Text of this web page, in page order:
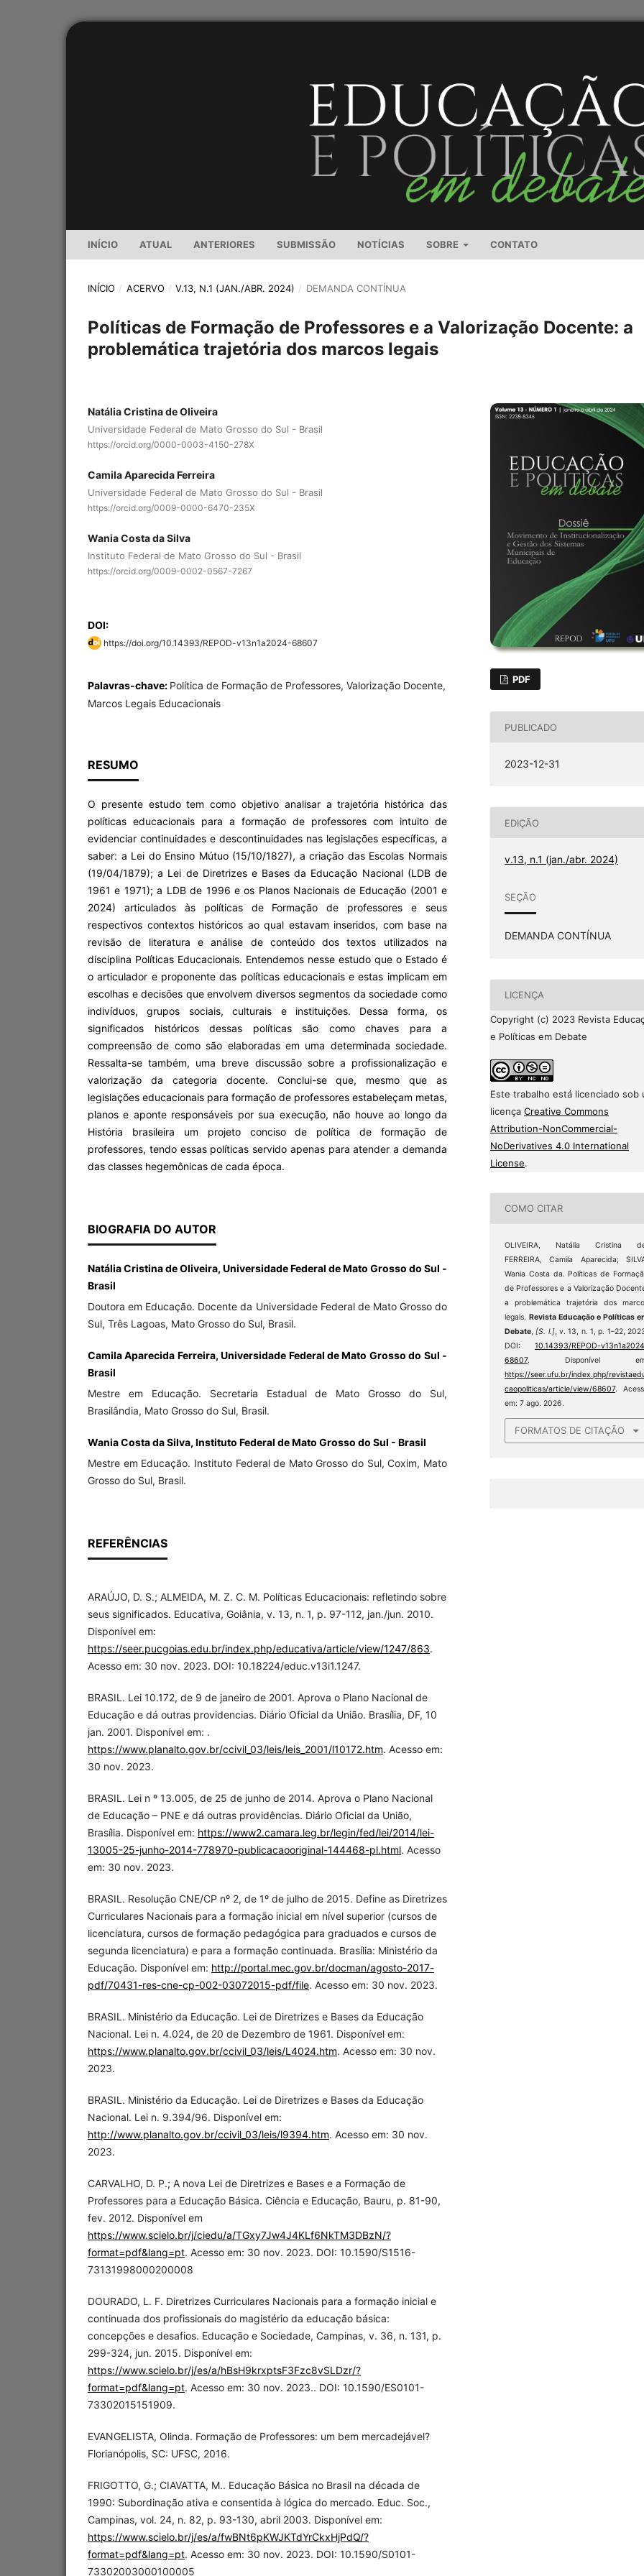
INÍCIO ATUAL ANTERIORES SUBMISSÃO NOTÍCIAS SOBRE CONTATO
INÍCIO / ACERVO / V.13, N.1 (JAN./ABR. 2024) / DEMANDA CONTÍNUA
Políticas de Formação de Professores e a Valorização Docente: a
problemática trajetória dos marcos legais
Natália Cristina de Oliveira
Universidade Federal de Mato Grosso do Sul - Brasil
https://orcid.org/0000-0003-4150-278X
Camila Aparecida Ferreira
Universidade Federal de Mato Grosso do Sul - Brasil
https://orcid.org/0009-0000-6470-235X
Wania Costa da Silva
Instituto Federal de Mato Grosso do Sul - Brasil
https://orcid.org/0009-0002-0567-7267
DOI:
https://doi.org/10.14393/REPOD-v13n1a2024-68607
Palavras-chave: Política de Formação de Professores, Valorização Docente,
Marcos Legais Educacionais
RESUMO
O presente estudo tem como objetivo analisar a trajetória histórica das
políticas educacionais para a formação de professores com intuito de
evidenciar continuidades e descontinuidades nas legislações específicas, a
saber: a Lei do Ensino Mútuo (15/10/1827), a criação das Escolas Normais
(19/04/1879); a Lei de Diretrizes e Bases da Educação Nacional (LDB de
1961 e 1971); a LDB de 1996 e os Planos Nacionais de Educação (2001 e
2024) articulados às políticas de Formação de professores e seus
respectivos contextos históricos ao qual estavam inseridos, com base na
revisão de literatura e análise de conteúdo dos textos utilizados na
disciplina Políticas Educacionais. Entendemos nesse estudo que o Estado é
o articulador e proponente das políticas educacionais e estas implicam em
escolhas e decisões que envolvem diversos segmentos da sociedade como
indivíduos, grupos sociais, culturais e instituições. Dessa forma, os
significados históricos dessas políticas são como chaves para a
compreensão de como são elaboradas em uma determinada sociedade.
Ressalta-se também, uma breve discussão sobre a profissionalização e
valorização da categoria docente. Conclui-se que, mesmo que as
legislações educacionais para formação de professores estabeleçam metas,
planos e aponte responsáveis por sua execução, não houve ao longo da
História brasileira um projeto conciso de política de formação de
professores, tendo essas políticas servido apenas para atender a demanda
das classes hegemônicas de cada época.
BIOGRAFIA DO AUTOR
Natália Cristina de Oliveira, Universidade Federal de Mato Grosso do Sul -
Brasil
Doutora em Educação. Docente da Universidade Federal de Mato Grosso do
Sul, Três Lagoas, Mato Grosso do Sul, Brasil.
Camila Aparecida Ferreira, Universidade Federal de Mato Grosso do Sul -
Brasil
Mestre em Educação. Secretaria Estadual de Mato Grosso do Sul,
Brasilândia, Mato Grosso do Sul, Brasil.
Wania Costa da Silva, Instituto Federal de Mato Grosso do Sul - Brasil
Mestre em Educação. Instituto Federal de Mato Grosso do Sul, Coxim, Mato
Grosso do Sul, Brasil.
REFERÊNCIAS
ARAÚJO, D. S.; ALMEIDA, M. Z. C. M. Políticas Educacionais: refletindo sobre
seus significados. Educativa, Goiânia, v. 13, n. 1, p. 97-112, jan./jun. 2010.
Disponível em:
https://seer.pucgoias.edu.br/index.php/educativa/article/view/1247/863.
Acesso em: 30 nov. 2023. DOI: 10.18224/educ.v13i1.1247.
BRASIL. Lei 10.172, de 9 de janeiro de 2001. Aprova o Plano Nacional de
Educação e dá outras providencias. Diário Oficial da União. Brasília, DF, 10
jan. 2001. Disponível em: .
https://www.planalto.gov.br/ccivil_03/leis/leis_2001/l10172.htm. Acesso em:
30 nov. 2023.
BRASIL. Lei n º 13.005, de 25 de junho de 2014. Aprova o Plano Nacional
de Educação – PNE e dá outras providências. Diário Oficial da União,
Brasília. Disponível em: https://www2.camara.leg.br/legin/fed/lei/2014/lei-
13005-25-junho-2014-778970-publicacaooriginal-144468-pl.html. Acesso
em: 30 nov. 2023.
BRASIL. Resolução CNE/CP nº 2, de 1º de julho de 2015. Define as Diretrizes
Curriculares Nacionais para a formação inicial em nível superior (cursos de
licenciatura, cursos de formação pedagógica para graduados e cursos de
segunda licenciatura) e para a formação continuada. Brasília: Ministério da
Educação. Disponível em: http://portal.mec.gov.br/docman/agosto-2017-
pdf/70431-res-cne-cp-002-03072015-pdf/file. Acesso em: 30 nov. 2023.
BRASIL. Ministério da Educação. Lei de Diretrizes e Bases da Educação
Nacional. Lei n. 4.024, de 20 de Dezembro de 1961. Disponível em:
https://www.planalto.gov.br/ccivil_03/leis/L4024.htm. Acesso em: 30 nov.
2023.
BRASIL. Ministério da Educação. Lei de Diretrizes e Bases da Educação
Nacional. Lei n. 9.394/96. Disponível em:
http://www.planalto.gov.br/ccivil_03/leis/l9394.htm. Acesso em: 30 nov.
2023.
CARVALHO, D. P.; A nova Lei de Diretrizes e Bases e a Formação de
Professores para a Educação Básica. Ciência e Educação, Bauru, p. 81-90,
fev. 2012. Disponível em
https://www.scielo.br/j/ciedu/a/TGxy7Jw4J4KLf6NkTM3DBzN/?
format=pdf&lang=pt. Acesso em: 30 nov. 2023. DOI: 10.1590/S1516-
73131998000200008
DOURADO, L. F. Diretrizes Curriculares Nacionais para a formação inicial e
continuada dos profissionais do magistério da educação básica:
concepções e desafios. Educação e Sociedade, Campinas, v. 36, n. 131, p.
299-324, jun. 2015. Disponível em:
https://www.scielo.br/j/es/a/hBsH9krxptsF3Fzc8vSLDzr/?
format=pdf&lang=pt. Acesso em: 30 nov. 2023.. DOI: 10.1590/ES0101-
73302015151909.
EVANGELISTA, Olinda. Formação de Professores: um bem mercadejável?
Florianópolis, SC: UFSC, 2016.
FRIGOTTO, G.; CIAVATTA, M.. Educação Básica no Brasil na década de
1990: Subordinação ativa e consentida à lógica do mercado. Educ. Soc.,
Campinas, vol. 24, n. 82, p. 93-130, abril 2003. Disponível em:
https://www.scielo.br/j/es/a/fwBNt6pKWJKTdYrCkxHjPdQ/?
format=pdf&lang=pt. Acesso em: 30 nov. 2023. DOI: 10.1590/S0101-
73302003000100005
PDF
PUBLICADO
2023-12-31
EDIÇÃO
v.13, n.1 (jan./abr. 2024)
SEÇÃO
DEMANDA CONTÍNUA
LICENÇA
Copyright (c) 2023 Revista
e Políticas em Debate
Este trabalho está licenciado sob
licença Creative Commons
Attribution-NonCommercial-
NoDerivatives 4.0 International
License.
COMO CITAR
OLIVEIRA, Natália Cristina
FERREIRA, Camila Aparecida;
Wania Costa da. Políticas de
de Professores e a Valorização
a problemática trajetória dos
legais.Revista Educação e Políticas
Debate [S. l.], v. 13, n. 1, p. 1–22,
DOI: 10.14393/REPOD-
68607. Disponível
https://seer.ufu.br/index.php/
caopoliticas/article/view/68607.
em: 7 ago. 2026.
FORMATOS DE CITAÇÃO